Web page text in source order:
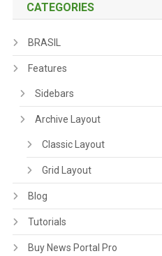
CATEGORIES
BRASIL
Features
Sidebars
Archive Layout
Classic Layout
Grid Layout
Blog
Tutorials
Buy News Portal Pro